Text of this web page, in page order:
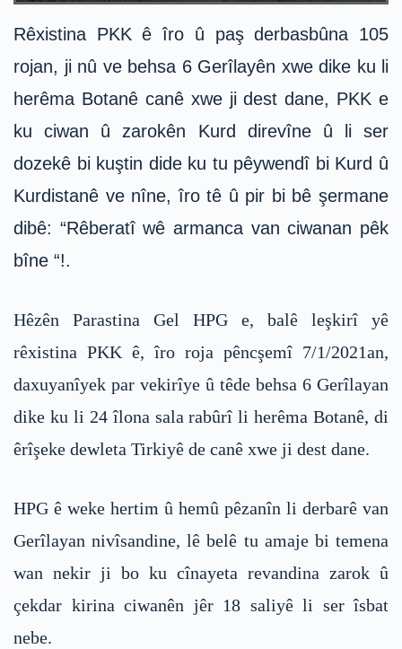
Rêxistina PKK ê îro û paş derbasbûna 105
rojan, ji nû ve behsa 6 Gerîlayên xwe dike ku li
herêma Botanê canê xwe ji dest dane, PKK e
ku ciwan û zarokên Kurd direvîne û li ser
dozekê bi kuştin dide ku tu pêywendî bi Kurd û
Kurdistanê ve nîne, îro tê û pir bi bê şermane
dibê: “Rêberatî wê armanca van ciwanan pêk
bîne “!.
Hêzên Parastina Gel HPG e, balê leşkirî yê
rêxistina PKK ê, îro roja pêncşemî 7/1/2021an,
daxuyanîyek par vekirîye û têde behsa 6 Gerîlayan
dike ku li 24 îlona sala rabûrî li herêma Botanê, di
êrîşeke dewleta Tirkiyê de canê xwe ji dest dane.
HPG ê weke hertim û hemû pêzanîn li derbarê van
Gerîlayan nivîsandine, lê belê tu amaje bi temena
wan nekir ji bo ku cînayeta revandina zarok û
çekdar kirina ciwanên jêr 18 saliyê li ser îsbat
nebe.